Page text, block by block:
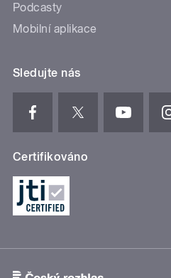
Podcasty
Mobilní aplikace
Sledujte nás
Certifikováno